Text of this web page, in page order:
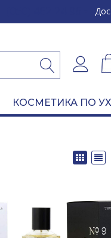
КОСМЕТИКА ПО